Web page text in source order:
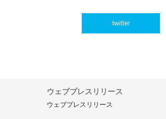
twitter
ウェブプレスリリース
ウェブプレスリリース